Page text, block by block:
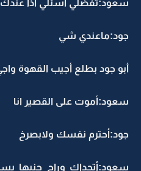
سعود:تفضلي اسئلي أذا
جود:ماعندي شي
أبو جود بطلع أجيب القهوة
سعود:أموت على القصير انا
جود:أحترم نفسك ولابصرخ
سعود:أتحداك وراح جنبها